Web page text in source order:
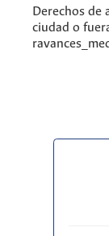
Derechos de
ciudad o